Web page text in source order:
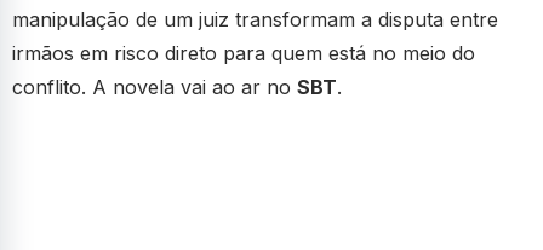
manipulação de um juiz transformam a disputa entre
irmãos em risco direto para quem está no meio do
conflito. A novela vai ao ar no SBT.